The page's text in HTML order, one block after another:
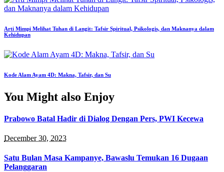
Arti Mimpi Melihat Tuhan di Langit: Tafsir Spiritual, Psikologis, dan Maknanya dalam
Kehidupan
Kode Alam Ayam 4D: Makna, Tafsir, dan Su
You Might also Enjoy
Prabowo Batal Hadir di Dialog Dengan Pers, PWI Kecewa
December 30, 2023
Satu Bulan Masa Kampanye, Bawaslu Temukan 16 Dugaan
Pelanggaran